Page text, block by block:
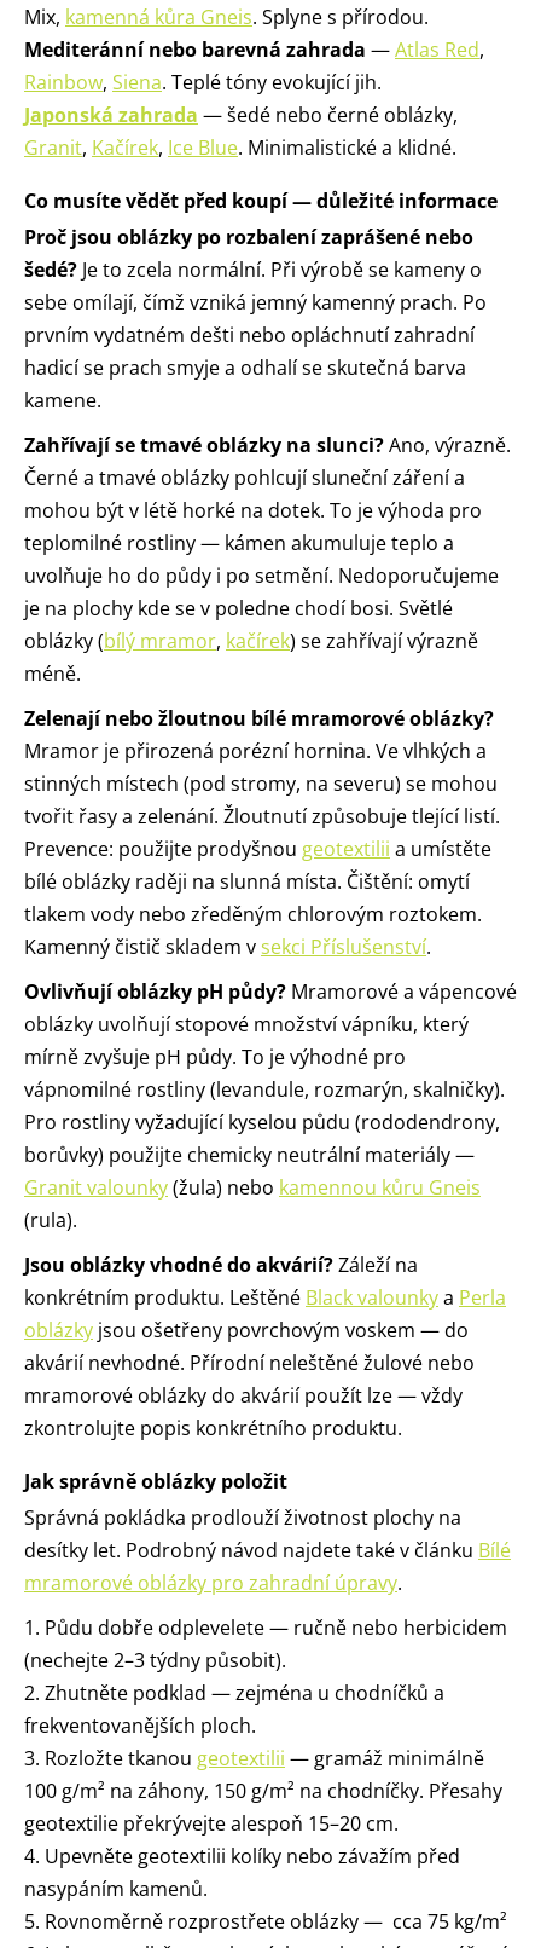
Mix, kamenná kůra Gneis. Splyne s přírodou.
Mediteránní nebo barevná zahrada —Atlas Red,
Rainbow, Siena. Teplé tóny evokující jih.
Japonská zahrada — šedé nebo černé oblázky,
Granit, Kačírek, Ice Blue. Minimalistické a klidné.
Co musíte vědět před koupí — důležité informace
Proč jsou oblázky po rozbalení zaprášené nebo
šedé? Je to zcela normální. Při výrobě se kameny o
sebe omílají, čímž vzniká jemný kamenný prach. Po
prvním vydatném dešti nebo opláchnutí zahradní
hadicí se prach smyje a odhalí se skutečná barva
kamene.
Zahřívají se tmavé oblázky na slunci?Ano, výrazně.
Černé a tmavé oblázky pohlcují sluneční záření a
mohou být v létě horké na dotek. To je výhoda pro
teplomilné rostliny — kámen akumuluje teplo a
uvolňuje ho do půdy i po setmění. Nedoporučujeme
je na plochy kde se v poledne chodí bosi. Světlé
oblázky (bílý mramor, kačírek) se zahřívají výrazně
méně.
Zelenají nebo žloutnou bílé mramorové oblázky?
Mramor je přirozená porézní hornina. Ve vlhkých a
stinných místech (pod stromy, na severu) se mohou
tvořit řasy a zelenání. Žloutnutí způsobuje tlející listí.
Prevence: použijte prodyšnou geotextilii a umístěte
bílé oblázky raději na slunná místa. Čištění: omytí
tlakem vody nebo zředěným chlorovým roztokem.
Kamenný čistič skladem vsekci Příslušenství.
Ovlivňují oblázky pH půdy? Mramorové a vápencové
oblázky uvolňují stopové množství vápníku, který
mírně zvyšuje pH půdy. To je výhodné pro
vápnomilné rostliny (levandule, rozmarýn, skalničky).
Pro rostliny vyžadující kyselou půdu (rododendrony,
borůvky) použijte chemicky neutrální materiály —
Granit valounky(žula) nebo kamennou kůru Gneis
(rula).
Jsou oblázky vhodné do akvárií?Záleží na
konkrétním produktu. Leštěné Black valounkya Perla
oblázky jsou ošetřeny povrchovým voskem — do
akvárií nevhodné. Přírodní neleštěné žulové nebo
mramorové oblázky do akvárií použít lze — vždy
zkontrolujte popis konkrétního produktu.
Jak správně oblázky položit
Správná pokládka prodlouží životnost plochy na
desítky let. Podrobný návod najdete také v článku Bílé
mramorové oblázky pro zahradní úpravy.
1. Půdu dobře odplevelete — ručně nebo herbicidem
(nechejte 2–3 týdny působit).
2. Zhutněte podklad — zejména u chodníčků a
frekventovanějších ploch.
3. Rozložte tkanou geotextilii — gramáž minimálně
100 g/m² na záhony, 150 g/m² na chodníčky. Přesahy
geotextilie překrývejte alespoň 15–20 cm.
4. Upevněte geotextilii kolíky nebo závažím před
nasypáním kamenů.
5. Rovnoměrně rozprostřete oblázky — cca 75 kg/m²